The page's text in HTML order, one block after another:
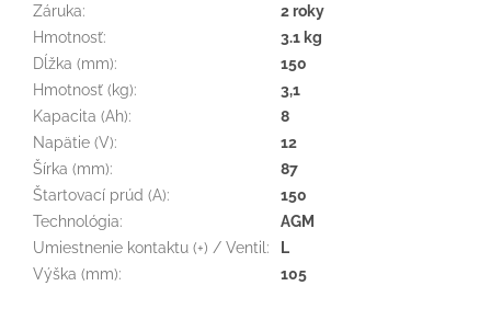
Záruka:
2 roky
Hmotnosť:
3.1 kg
Dĺžka (mm):
150
Hmotnosť (kg):
3,1
Kapacita (Ah):
8
Napätie (V):
12
Šírka (mm):
87
Štartovací prúd (A):
150
Technológia:
AGM
Umiestnenie kontaktu (+) / Ventil :
L
Výška (mm): 105